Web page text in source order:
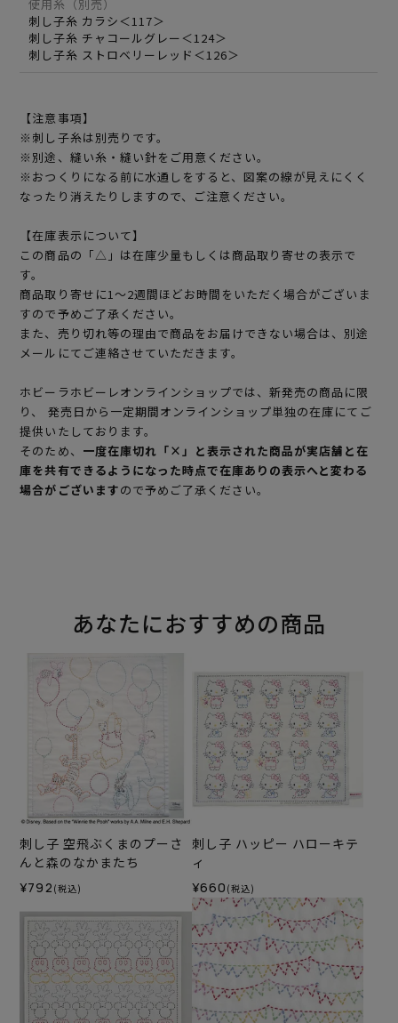
使用糸（別売）
刺し子糸 カラシ＜117＞
刺し子糸 チャコールグレー＜124＞
刺し子糸 ストロベリーレッド＜126＞
【注意事項】
※刺し子糸は別売りです。
※別途、縫い糸・縫い針をご用意ください。
※おつくりになる前に水通しをすると、図案の線が見えにくく
なったり消えたりしますので、ご注意ください。
【在庫表示について】
この商品の「△」は在庫少量もしくは商品取り寄せの表示で
す。
商品取り寄せに1～2週間ほどお時間をいただく場合がございま
すので予めご了承ください。
また、売り切れ等の理由で商品をお届けできない場合は、別途
メールにてご連絡させていただきます。
ホビーラホビーレオンラインショップでは、新発売の商品に限
り、 発売日から一定期間オンラインショップ単独の在庫にてご
提供いたしております。
そのため、 一度在庫切れ「×」と表示された商品が実店舗と在
庫を共有できるようになった時点で在庫ありの表示へと変わる
場合がございますので予めご了承ください。
あなたにおすすめの商品
刺し子 空飛ぶくまのプーさ
んと森のなかまたち
¥792 (税込)
刺し子 ハッピー ハローキテ
ィ
¥660 (税込)